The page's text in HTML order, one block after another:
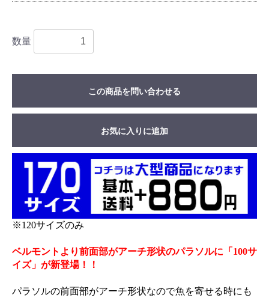
数量
この商品を問い合わせる
お気に入りに追加
※120サイズのみ
ベルモントより前面部がアーチ形状のパラソルに「100サ
イズ」が新登場！！
パラソルの前面部がアーチ形状なので魚を寄せる時にも